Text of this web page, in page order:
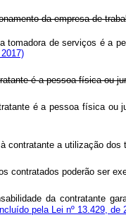
da empresa de
de serviços é a
é a pessoa física
é a pessoa física ou
contratante a utilização
contratados poderão ser
da contratante
pela Lei nº 13.429, de